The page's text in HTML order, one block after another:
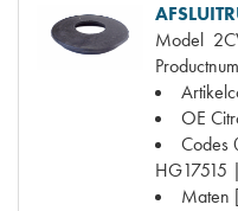
Model
OE
Codes
HG17515
Maten